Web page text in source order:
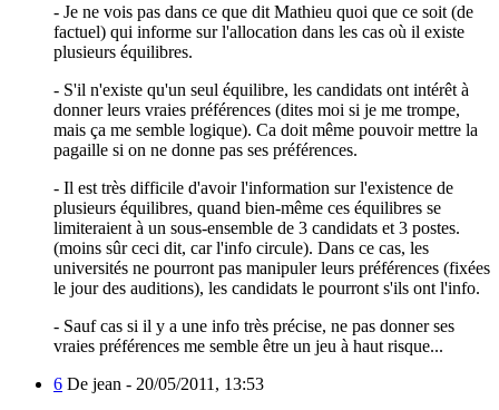
- Je ne vois pas dans ce que dit Mathieu quoi que ce soit (de
factuel) qui informe sur l'allocation dans les cas où il existe
plusieurs équilibres.
- S'il n'existe qu'un seul équilibre, les candidats ont intérêt à
donner leurs vraies préférences (dites moi si je me trompe,
mais ça me semble logique). Ca doit même pouvoir mettre la
pagaille si on ne donne pas ses préférences.
- Il est très difficile d'avoir l'information sur l'existence de
plusieurs équilibres, quand bien-même ces équilibres se
limiteraient à un sous-ensemble de 3 candidats et 3 postes.
(moins sûr ceci dit, car l'info circule). Dans ce cas, les
universités ne pourront pas manipuler leurs préférences (fixées
le jour des auditions), les candidats le pourront s'ils ont l'info.
- Sauf cas si il y a une info très précise, ne pas donner ses
vraies préférences me semble être un jeu à haut risque...
6 De jean - 20/05/2011, 13:53